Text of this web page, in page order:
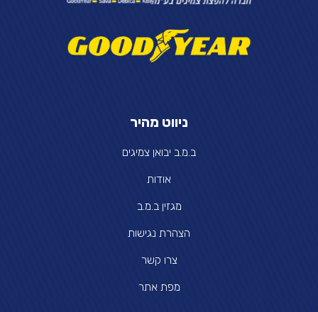
ניווט מהיר
ב.מ.ב יבואן צמיגים
אודות
מגזין ב.מ.ב
הצהרת נגישות
צרו קשר
מפת אתר